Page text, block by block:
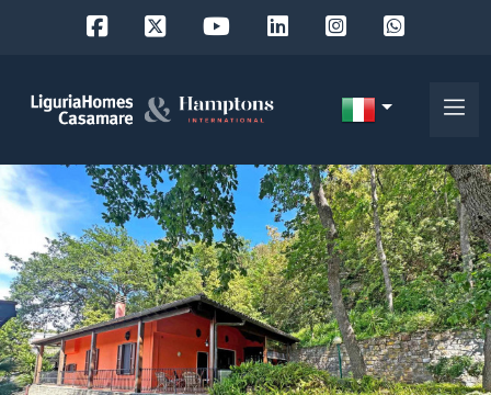
EN
DE
RU
Chi
Scegli
dove
cercare
Provincia